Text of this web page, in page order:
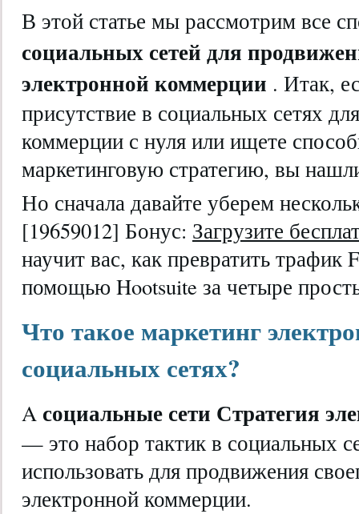
В этой статье мы рассмотрим все
социальных сетей для
электронной коммерции . Итак,
присутствие в социальных сетях
коммерции с нуля или ищете
маркетинговую стратегию, вы
Но сначала давайте уберем
[19659012] Бонус: Загрузите
научит вас, как превратить трафик
помощью Hootsuite за четыре
Что такое маркетинг
социальных сетях?
A социальные сети Стратегия
— это набор тактик в социальных
использовать для продвижения
электронной коммерции.